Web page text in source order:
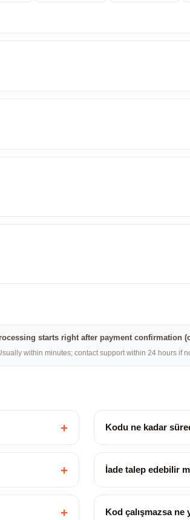
starts right after payment confirmation
within minutes; contact support within 24 hours if
+ Kodu ne kadar
+ İade talep edebilir
+ Kod çalışmazsa ne